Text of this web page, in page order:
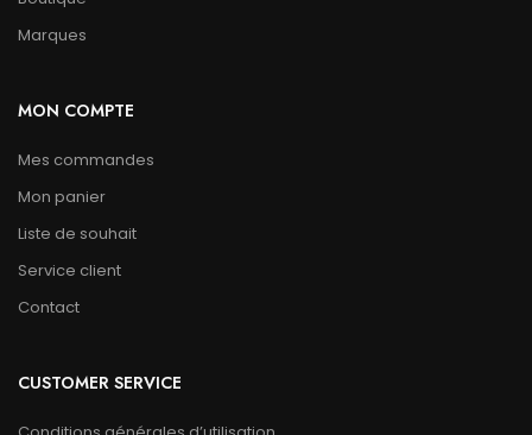
Marques
MON COMPTE
Mes commandes
Mon panier
Liste de souhait
Service client
Contact
CUSTOMER SERVICE